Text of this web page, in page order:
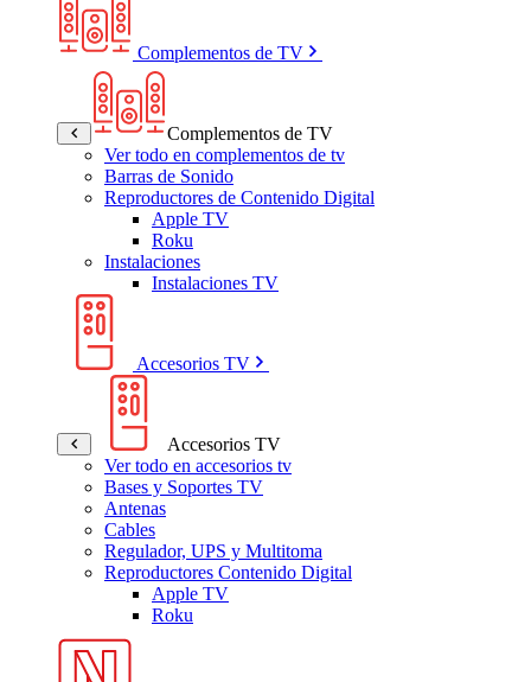
Complementos de TV
Complementos de TV
Ver todo en complementos de tv
Barras de Sonido
Reproductores de Contenido Digital
Apple TV
Roku
Instalaciones
Instalaciones TV
Accesorios TV
Accesorios TV
Ver todo en accesorios tv
Bases y Soportes TV
Antenas
Cables
Regulador, UPS y Multitoma
Reproductores Contenido Digital
Apple TV
Roku